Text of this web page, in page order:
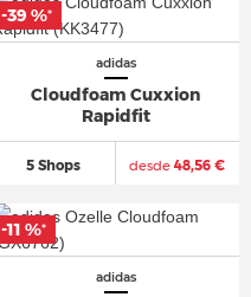
adidas
Cloudfoam Cuxxion
Rapidfit
5 Shops desde 48,56 €
-39 %*
adidas
-11 %*